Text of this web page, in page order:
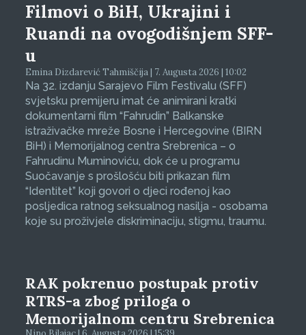
Filmovi o BiH, Ukrajini i
Ruandi na ovogodišnjem SFF-
u
Emina Dizdarević Tahmiščija | 7. Augusta 2026 | 10:02
Na 32. izdanju Sarajevo Film Festivalu (SFF)
svjetsku premijeru imat će animirani kratki
dokumentarni film “Fahrudin” Balkanske
istraživačke mreže Bosne i Hercegovine (BIRN
BiH) i Memorijalnog centra Srebrenica – o
Fahrudinu Muminoviću, dok će u programu
Suočavanje s prošlošću biti prikazan film
“Identitet” koji govori o djeci rođenoj kao
posljedica ratnog seksualnog nasilja - osobama
koje su proživjele diskriminaciju, stigmu, traumu.
RAK pokrenuo postupak protiv
RTRS-a zbog priloga o
Memorijalnom centru Srebrenica